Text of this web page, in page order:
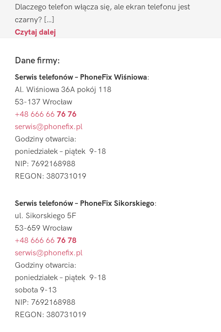
Dlaczego telefon włącza się, ale ekran telefonu jest
czarny? […]
Czytaj dalej
FooterDane firmy:
Serwis telefonów – PhoneFix Wiśniowa:
Al. Wiśniowa 36A pokój 118
53-137 Wrocław
+48 666 66 76 76
serwis@phonefix.pl
Godziny otwarcia:
poniedziałek – piątek 9-18
NIP: 7692168988
REGON: 380731019
Serwis telefonów – PhoneFix Sikorskiego:
ul. Sikorskiego 5F
53-659 Wrocław
+48 666 66 76 78
serwis@phonefix.pl
Godziny otwarcia:
poniedziałek – piątek 9-18
sobota 9-13
NIP: 7692168988
REGON: 380731019